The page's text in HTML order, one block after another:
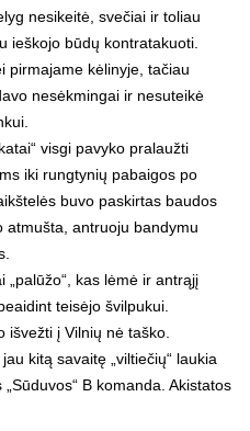
nesikeitė, svečiai ir toliau
ieškojo būdų kontratakuoti.
pirmajame kėlinyje, tačiau
nesėkmingai ir nesuteikė
visgi pavyko pralaužti
iki rungtynių pabaigos po
buvo paskirtas baudos
atmušta, antruoju bandymu
„palūžo“, kas lėmė ir antrąjį
teisėjo švilpukui.
išvežti į Vilnių nė taško.
kitą savaitę „viltiečių“ laukia
B komanda. Akistatos